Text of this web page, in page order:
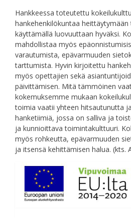
Hankkeessa toteutettu
hankehenkilökuntaa
käyttämällä luovuuttaan hyväksi.
mahdollistaa myös
varautumista, epävarmuuden
tarttumista. Hyvin kirjoitettu
myös opettajien sekä
päivittämisen. Mitä tämmöinen
kokemuksemme mukaan
toimia vaatii yhteen hitsautunutta
hanketiimiä, jossa on salliva ja
ja kunnioittava toimintakulttuuri.
myös rohkeutta, epävarmuuden
ja itsensä kehittämisen halua. (kts.